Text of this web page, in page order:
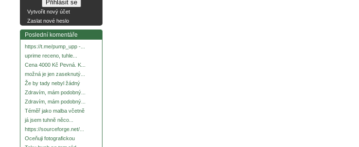
Vytvořit nový účet
Zaslat nové heslo
Poslední komentáře
https://t.me/pump_upp -...
uprime receno, tuhle...
Cena 4000 Kč Pevná. K...
možná je jen zaseknutý...
Že by tady nebyl žádný
Zdravím, mám podobný...
Zdravím, mám podobný...
Téměř jako malba včetně
já jsem tuhně něco...
https://sourceforge.net/...
Oceňuji fotografickou